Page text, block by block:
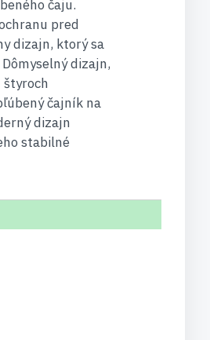
čaju.
pred
dizajn, ktorý sa
dizajn,
štyroch
čajník na
dizajn
stabilné